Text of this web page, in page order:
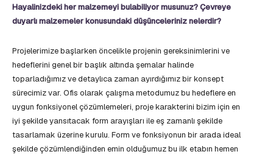
Hayalinizdeki her malzemeyi bulabiliyor musunuz? Çevreye
duyarlı malzemeler konusundaki düşünceleriniz nelerdir?
Projelerimize başlarken öncelikle projenin gereksinimlerini ve
hedeflerini genel bir başlık altında şemalar halinde
toparladığımız ve detaylıca zaman ayırdığımız bir konsept
sürecimiz var. Ofis olarak çalışma metodumuz bu hedeflere en
uygun fonksiyonel çözümlemeleri, proje karakterini bizim için en
iyi şekilde yansıtacak form arayışları ile eş zamanlı şekilde
tasarlamak üzerine kurulu. Form ve fonksiyonun bir arada ideal
şekilde çözümlendiğinden emin olduğumuz bu ilk etabın hemen